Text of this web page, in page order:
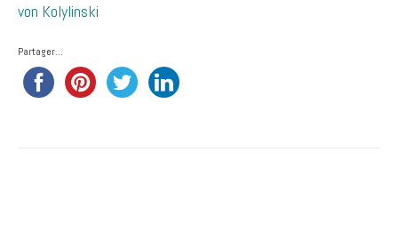
von Kolylinski
Partager...